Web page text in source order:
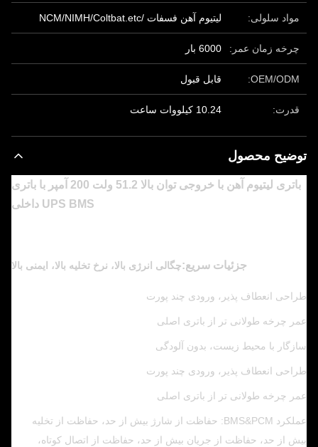
مواد سلولی: لیتیوم آهن فسفات /NCM/NIMH/Coltbat.etc
چرخه زمان عمر: 6000 بار
OEM/ODM: قابل قبول
قدرت: 10.24 کیلووات ساعت
توضیح محصول
باتری لیتیوم آهن با خروجی توان بالا 51.2 ولت 200 آمپر با باتری
UPS BMS داخلی
جزئیات سریع:چگالی انرژی بالا، نرخ تخلیه بالا، ایمنی بالا
طراحی انعطاف پذیر، ورودی چند پورت
عمر چرخه طولانی تر از باتری اصلی
سازگار با محیط زیست، بدون آلودگی
طراحی انعطاف پذیر، ورودی چند پورت
عمر چرخه طولانی تر از باتری اصلی
عملکرد BMS&PCM: حفاظت از شارژ بیش از حد، حفاظت از تخلیه
بیش از حد، حفاظت از جریان بیش از حد، حفاظت از اتصال کوتاه،